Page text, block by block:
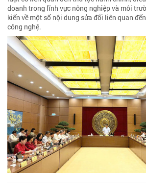
doanh trong lĩnh vực nông nghiệp và môi
kiến về một số nội dung sửa đổi liên quan
công nghệ.